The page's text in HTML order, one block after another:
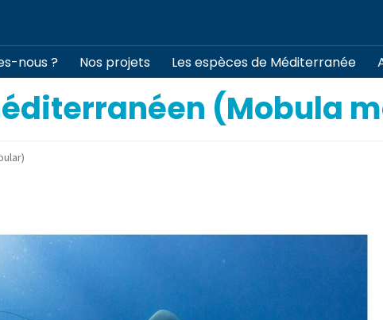
nous ? Nos projets Les espèces de Méditerranée
(Mobula